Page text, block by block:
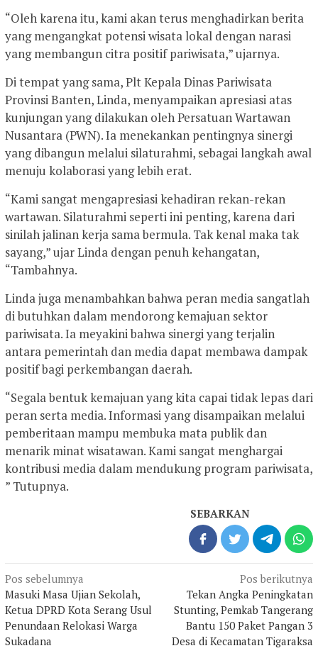
“Oleh karena itu, kami akan terus menghadirkan berita
yang mengangkat potensi wisata lokal dengan narasi
yang membangun citra positif pariwisata,” ujarnya.
Di tempat yang sama, Plt Kepala Dinas Pariwisata
Provinsi Banten, Linda, menyampaikan apresiasi atas
kunjungan yang dilakukan oleh Persatuan Wartawan
Nusantara (PWN). Ia menekankan pentingnya sinergi
yang dibangun melalui silaturahmi, sebagai langkah awal
menuju kolaborasi yang lebih erat.
“Kami sangat mengapresiasi kehadiran rekan-rekan
wartawan. Silaturahmi seperti ini penting, karena dari
sinilah jalinan kerja sama bermula. Tak kenal maka tak
sayang,” ujar Linda dengan penuh kehangatan,
“Tambahnya.
Linda juga menambahkan bahwa peran media sangatlah
di butuhkan dalam mendorong kemajuan sektor
pariwisata. Ia meyakini bahwa sinergi yang terjalin
antara pemerintah dan media dapat membawa dampak
positif bagi perkembangan daerah.
“Segala bentuk kemajuan yang kita capai tidak lepas dari
peran serta media. Informasi yang disampaikan melalui
pemberitaan mampu membuka mata publik dan
menarik minat wisatawan. Kami sangat menghargai
kontribusi media dalam mendukung program pariwisata,
” Tutupnya.
SEBARKAN
Navigasi
pos
Pos sebelumnya
Masuki Masa Ujian Sekolah,
Ketua DPRD Kota Serang Usul
Penundaan Relokasi Warga
Sukadana
Pos berikutnya
Tekan Angka Peningkatan
Stunting, Pemkab Tangerang
Bantu 150 Paket Pangan 3
Desa di Kecamatan Tigaraksa